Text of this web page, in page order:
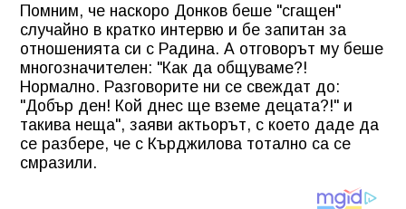
Помним, че наскоро Донков беше "сгащен"
случайно в кратко интервю и бе запитан за
отношенията си с Радина. А отговорът му беше
многозначителен: "Как да общуваме?!
Нормално. Разговорите ни се свеждат до:
"Добър ден! Кой днес ще вземе децата?!" и
такива неща", заяви актьорът, с което даде да
се разбере, че с Кърджилова тотално са се
смразили.